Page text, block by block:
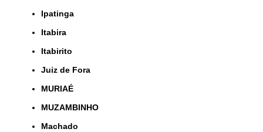
Ipatinga
Itabira
Itabirito
Juiz de Fora
MURIAÉ
MUZAMBINHO
Machado